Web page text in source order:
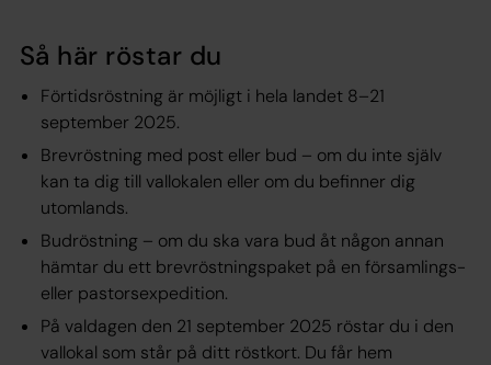
Så här röstar du
Förtidsröstning är möjligt i hela landet 8–21
september 2025.
Brevröstning med post eller bud – om du inte själv
kan ta dig till vallokalen eller om du befinner dig
utomlands.
Budröstning – om du ska vara bud åt någon annan
hämtar du ett brevröstningspaket på en församlings-
eller pastorsexpedition.
På valdagen den 21 september 2025 röstar du i den
vallokal som står på ditt röstkort. Du får hem